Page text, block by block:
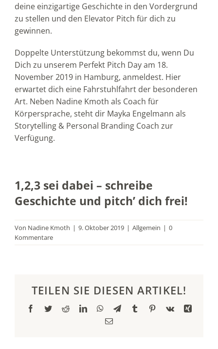
deine einzigartige Geschichte in den Vordergrund
zu stellen und den Elevator Pitch für dich zu
gewinnen.
Doppelte Unterstützung bekommst du, wenn Du
Dich zu unserem Perfekt Pitch Day am 18.
November 2019 in Hamburg, anmeldest. Hier
erwartet dich eine Fahrstuhlfahrt der besonderen
Art. Neben Nadine Kmoth als Coach für
Körpersprache, steht dir Mayka Engelmann als
Storytelling & Personal Branding Coach zur
Verfügung.
1,2,3 sei dabei – schreibe
Geschichte und pitch’ dich frei!
Von Nadine Kmoth | 9. Oktober 2019 | Allgemein | 0
Kommentare
TEILEN SIE DIESEN ARTIKEL!
Facebook
TwitterRedditLinkedInWhatsApp
TelegramTumblrPinterest
Vk
Xing
E-